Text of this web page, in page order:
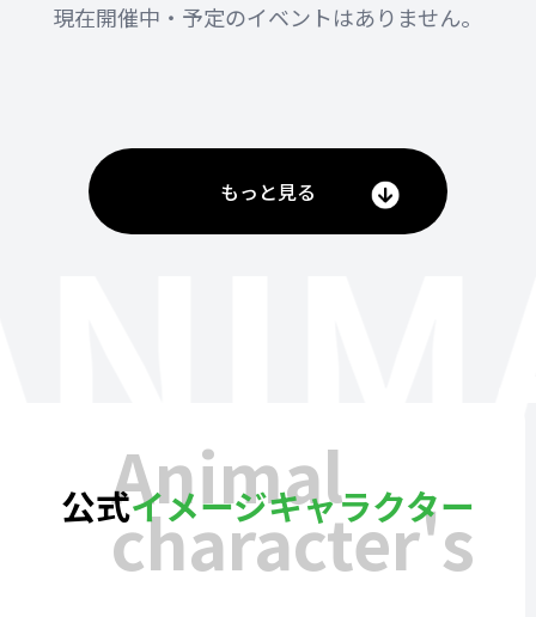
現在開催中・予定のイベントはありません。
もっと見る
公式イメージキャラクター
Animal
character's